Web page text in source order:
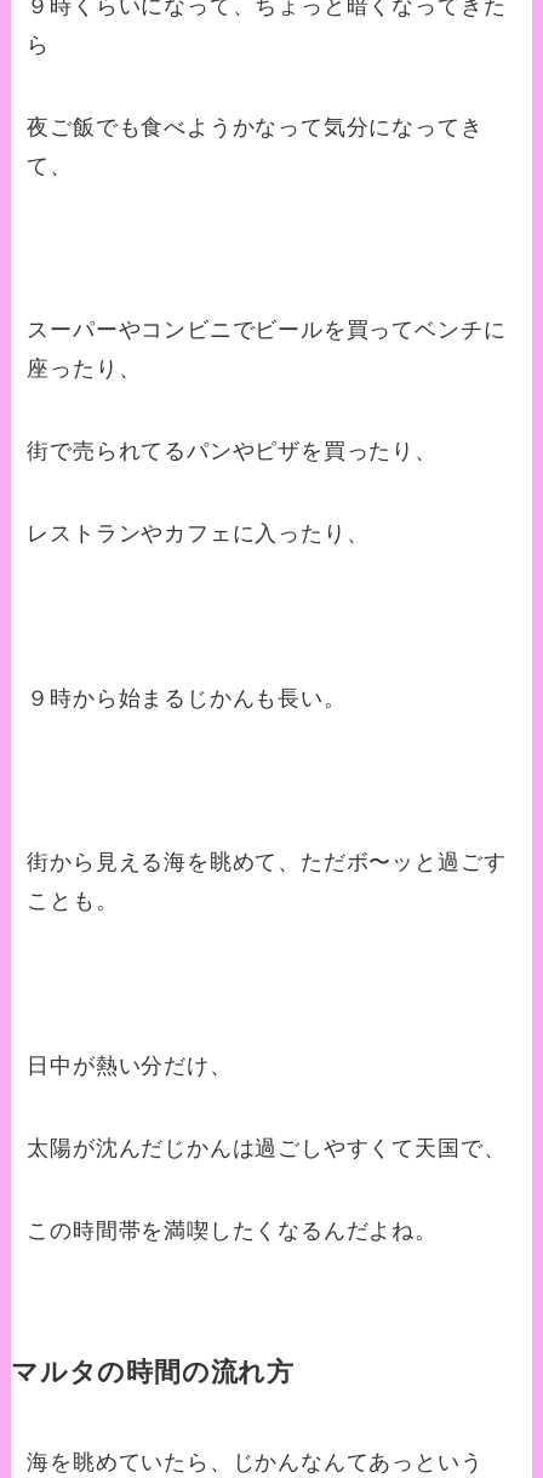
９時くらいになって、ちょっと暗くなってきた
ら
夜ご飯でも食べようかなって気分になってき
て、
スーパーやコンビニでビールを買ってベンチに
座ったり、
街で売られてるパンやピザを買ったり、
レストランやカフェに入ったり、
９時から始まるじかんも長い。
街から見える海を眺めて、ただボ〜ッと過ごす
ことも。
日中が熱い分だけ、
太陽が沈んだじかんは過ごしやすくて天国で、
この時間帯を満喫したくなるんだよね。
マルタの時間の流れ方
海を眺めていたら、じかんなんてあっという